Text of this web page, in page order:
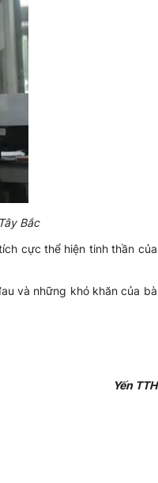
Bắc
cực thể hiện tinh thần của
và những khó khăn của bà
Yến TTH